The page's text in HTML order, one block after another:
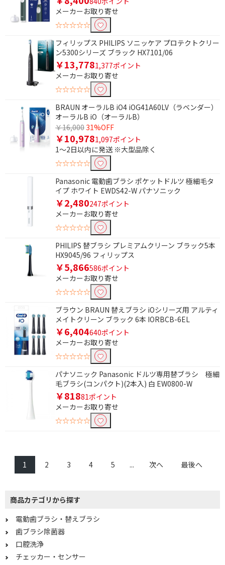
メーカーお取り寄せ
☆☆☆☆☆
フィリップス PHILIPS ソニッケア プロテクトクリー
ン5300シリーズ ブラック HX7101/06
￥13,7781,377ポイント
メーカーお取り寄せ
☆☆☆☆☆
BRAUN オーラルB iO4 iOG41A60LV（ラベンダー）
オーラルB iO（オーラルB）
￥16,00031%OFF
￥10,9781,097ポイント
1～2日以内に発送 ※大型品除く
☆☆☆☆☆
Panasonic 電動歯ブラシ ポケットドルツ 極細毛タ
イプ ホワイト EWDS42-W パナソニック
￥2,480247ポイント
メーカーお取り寄せ
☆☆☆☆☆
PHILIPS 替ブラシ プレミアムクリーン ブラック5本
HX9045/96 フィリップス
￥5,866586ポイント
メーカーお取り寄せ
☆☆☆☆☆
ブラウン BRAUN 替えブラシ iOシリーズ用 アルティ
メイトクリーン ブラック 6本 IORBCB-6EL
￥6,404640ポイント
メーカーお取り寄せ
☆☆☆☆☆
パナソニック Panasonic ドルツ専用替ブラシ 極細
毛ブラシ(コンパクト)(2本入) 白 EW0800-W
￥81881ポイント
メーカーお取り寄せ
☆☆☆☆☆
1 2 3 4 5 ... 次へ 最後へ
商品カテゴリから探す
電動歯ブラシ・替えブラシ
歯ブラシ除菌器
口腔洗浄
チェッカー・センサー
こども用で絞り込む
こども用
本体タイプで絞り込む
ハンディタイプ
水圧レベル・段階で絞り込む
2段階
4段階
10段階
無段階
国内･海外対応で絞り込む
国内専用 国内･海外兼用